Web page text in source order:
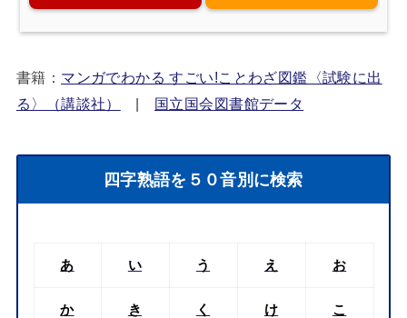
書籍： マンガでわかる すごい!ことわざ図鑑〈試験に出
る〉（講談社）
| 国立国会図書館データ
四字熟語を５０音別に検索
あ い う え お
か き く け こ